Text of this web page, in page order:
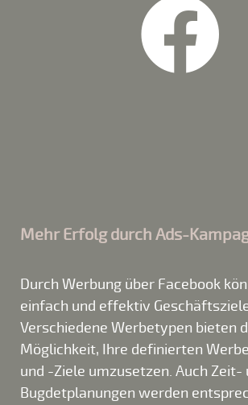
Mehr Erfolg durch Ads-
Durch Werbung über Facebook
einfach und effektiv
Verschiedene Werbetypen bieten
Möglichkeit, Ihre definierten
und -Ziele umzusetzen. Auch Zeit-
Bugdetplanungen werden